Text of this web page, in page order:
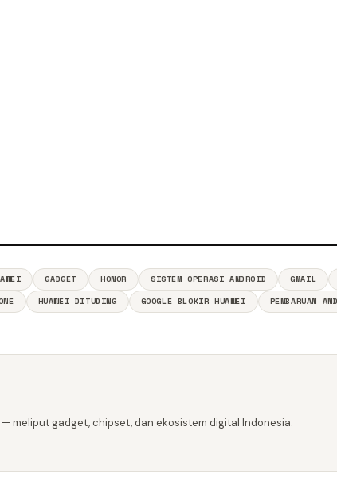
GADGET HONOR SISTEM OPERASI ANDROID GMAIL
HUAWEI DITUDING GOOGLE BLOKIR HUAWEI PEMBARUAN
meliput gadget, chipset, dan ekosistem digital Indonesia.